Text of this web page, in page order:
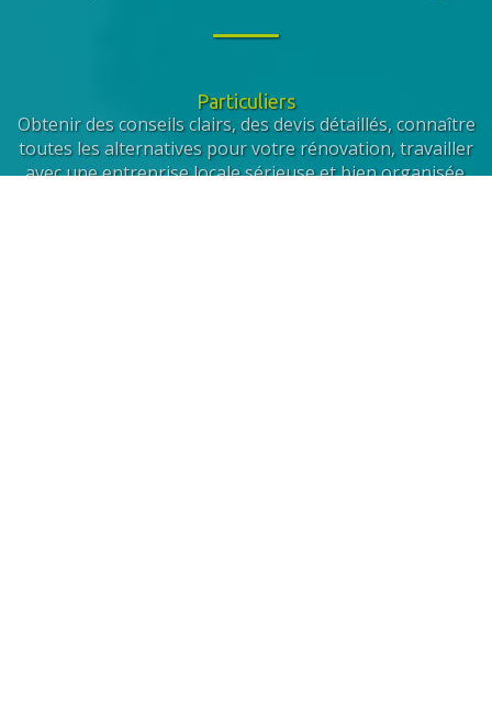
Particuliers
Obtenir des conseils clairs, des devis détaillés, connaître
toutes les alternatives pour votre rénovation, travailler
avec une entreprise locale sérieuse et bien organisée.